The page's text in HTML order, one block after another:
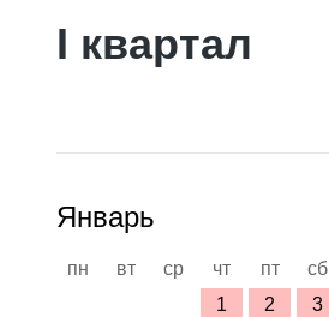
I квартал
Январь
пн вт ср чт пт сб
1
2 3